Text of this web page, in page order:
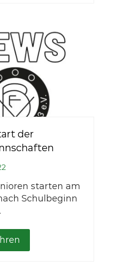
der
starten am
Schulbeginn